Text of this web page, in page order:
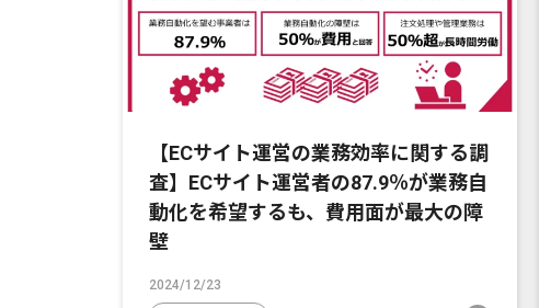
【ECサイト運営の業務効率に関する調
査】ECサイト運営者の87.9％が業務自
動化を希望するも、費用面が最大の障
壁
2024/12/23